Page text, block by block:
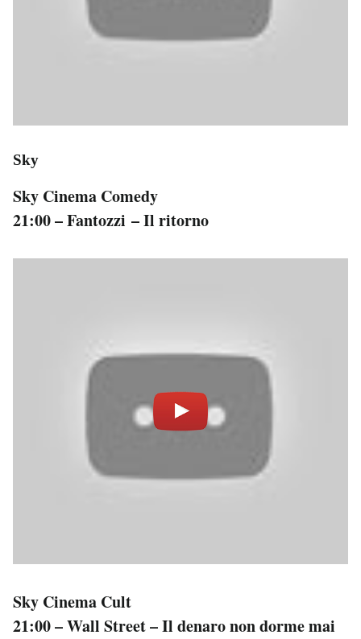
Sky
Sky Cinema Comedy
21:00 – Fantozzi – Il ritorno
Sky Cinema Cult
21:00 – Wall Street – Il denaro non dorme mai